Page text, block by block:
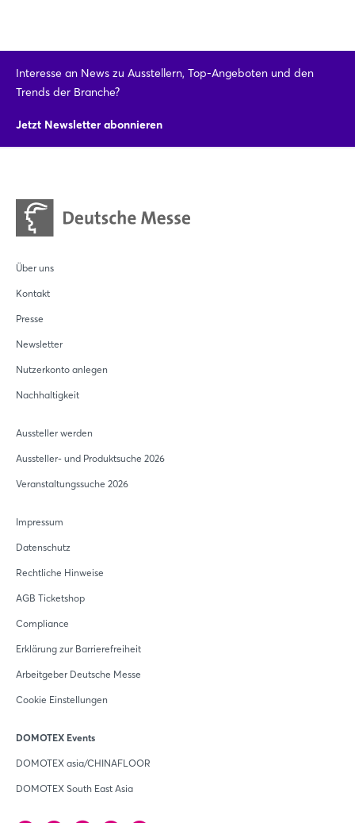
Interesse an News zu Ausstellern, Top-Angeboten und den
Trends der Branche?
Jetzt Newsletter abonnieren
Über uns
Kontakt
Presse
Newsletter
Nutzerkonto anlegen
Nachhaltigkeit
Aussteller werden
Aussteller- und Produktsuche 2026
Veranstaltungssuche 2026
Impressum
Datenschutz
Rechtliche Hinweise
AGB Ticketshop
Compliance
Erklärung zur Barrierefreiheit
Arbeitgeber Deutsche Messe
Cookie Einstellungen
DOMOTEX Events
DOMOTEX asia/CHINAFLOOR
DOMOTEX South East Asia